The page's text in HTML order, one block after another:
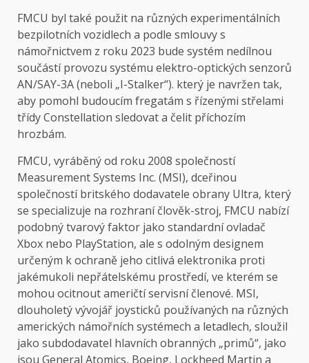
FMCU byl také použit na různých experimentálních
bezpilotních vozidlech a podle smlouvy s
námořnictvem z roku 2023 bude systém nedílnou
součástí provozu systému elektro-optických senzorů
AN/SAY-3A (neboli „I-Stalker“). který je navržen tak,
aby pomohl budoucím fregatám s řízenými střelami
třídy Constellation sledovat a čelit příchozím
hrozbám.
FMCU, vyráběný od roku 2008 společností
Measurement Systems Inc. (MSI), dceřinou
společností britského dodavatele obrany Ultra, který
se specializuje na rozhraní člověk-stroj, FMCU nabízí
podobný tvarový faktor jako standardní ovladač
Xbox nebo PlayStation, ale s odolným designem
určeným k ochraně jeho citlivá elektronika proti
jakémukoli nepřátelskému prostředí, ve kterém se
mohou ocitnout američtí servisní členové. MSI,
dlouholetý vývojář joysticků používaných na různých
amerických námořních systémech a letadlech, sloužil
jako subdodavatel hlavních obranných „primů“, jako
jsou General Atomics, Boeing, Lockheed Martin a